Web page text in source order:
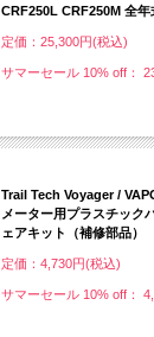
CRF250L CRF250M 全年
定価：25,300円(税込)
サマーセール 10% off：
Trail Tech Voyager /
メーター用プラスチック
ェアキット（補修部品）
定価：4,730円(税込)
サマーセール 10% off：